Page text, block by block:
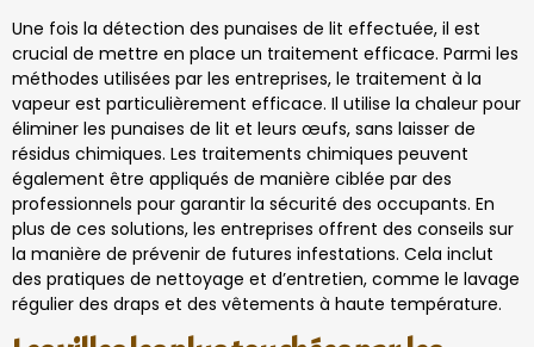
Une fois la détection des punaises de lit effectuée, il est
crucial de mettre en place un traitement efficace. Parmi les
méthodes utilisées par les entreprises, le traitement à la
vapeur est particulièrement efficace. Il utilise la chaleur pour
éliminer les punaises de lit et leurs œufs, sans laisser de
résidus chimiques. Les traitements chimiques peuvent
également être appliqués de manière ciblée par des
professionnels pour garantir la sécurité des occupants. En
plus de ces solutions, les entreprises offrent des conseils sur
la manière de prévenir de futures infestations. Cela inclut
des pratiques de nettoyage et d’entretien, comme le lavage
régulier des draps et des vêtements à haute température.